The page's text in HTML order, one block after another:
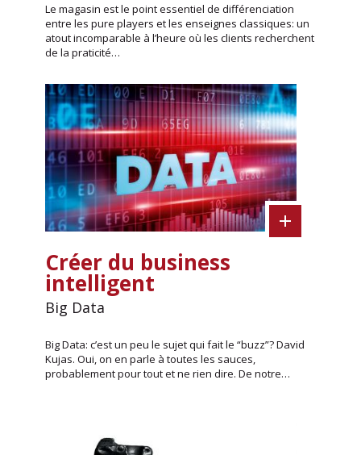
Le magasin est le point essentiel de différenciation
entre les pure players et les enseignes classiques: un
atout incomparable à l’heure où les clients recherchent
de la praticité…
Créer du business
intelligent
Big Data
Big Data: c’est un peu le sujet qui fait le “buzz”? David
Kujas. Oui, on en parle à toutes les sauces,
probablement pour tout et ne rien dire. De notre…